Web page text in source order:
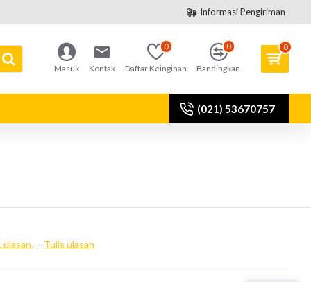
Informasi Pengiriman
Masuk Kontak Daftar Keinginan
0
Bandingkan
0 0
(021) 53670757
ulasan. - Tulis ulasan